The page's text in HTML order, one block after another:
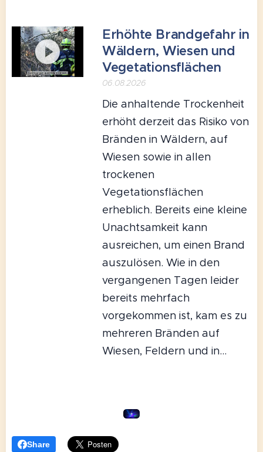
Erhöhte Brandgefahr in
Wäldern, Wiesen und
Vegetationsflächen
06.08.2026
Die anhaltende Trockenheit
erhöht derzeit das Risiko von
Bränden in Wäldern, auf
Wiesen sowie in allen
trockenen
Vegetationsflächen
erheblich. Bereits eine kleine
Unachtsamkeit kann
ausreichen, um einen Brand
auszulösen. Wie in den
vergangenen Tagen leider
bereits mehrfach
vorgekommen ist, kam es zu
mehreren Bränden auf
Wiesen, Feldern und in...
Share